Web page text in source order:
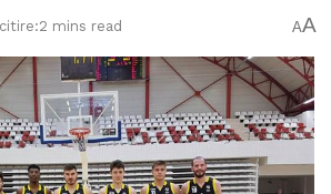
mins read AA